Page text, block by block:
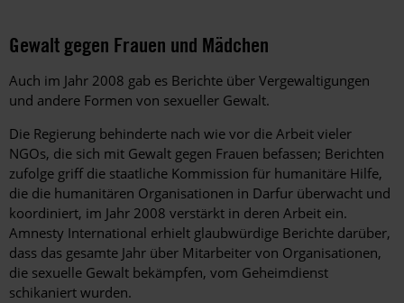
Gewalt gegen Frauen und Mädchen
Auch im Jahr 2008 gab es Berichte über Vergewaltigungen
und andere Formen von sexueller Gewalt.
Die Regierung behinderte nach wie vor die Arbeit vieler
NGOs, die sich mit Gewalt gegen Frauen befassen; Berichten
zufolge griff die staatliche Kommission für humanitäre Hilfe,
die die humanitären Organisationen in Darfur überwacht und
koordiniert, im Jahr 2008 verstärkt in deren Arbeit ein.
Amnesty International erhielt glaubwürdige Berichte darüber,
dass das gesamte Jahr über Mitarbeiter von Organisationen,
die sexuelle Gewalt bekämpfen, vom Geheimdienst
schikaniert wurden.